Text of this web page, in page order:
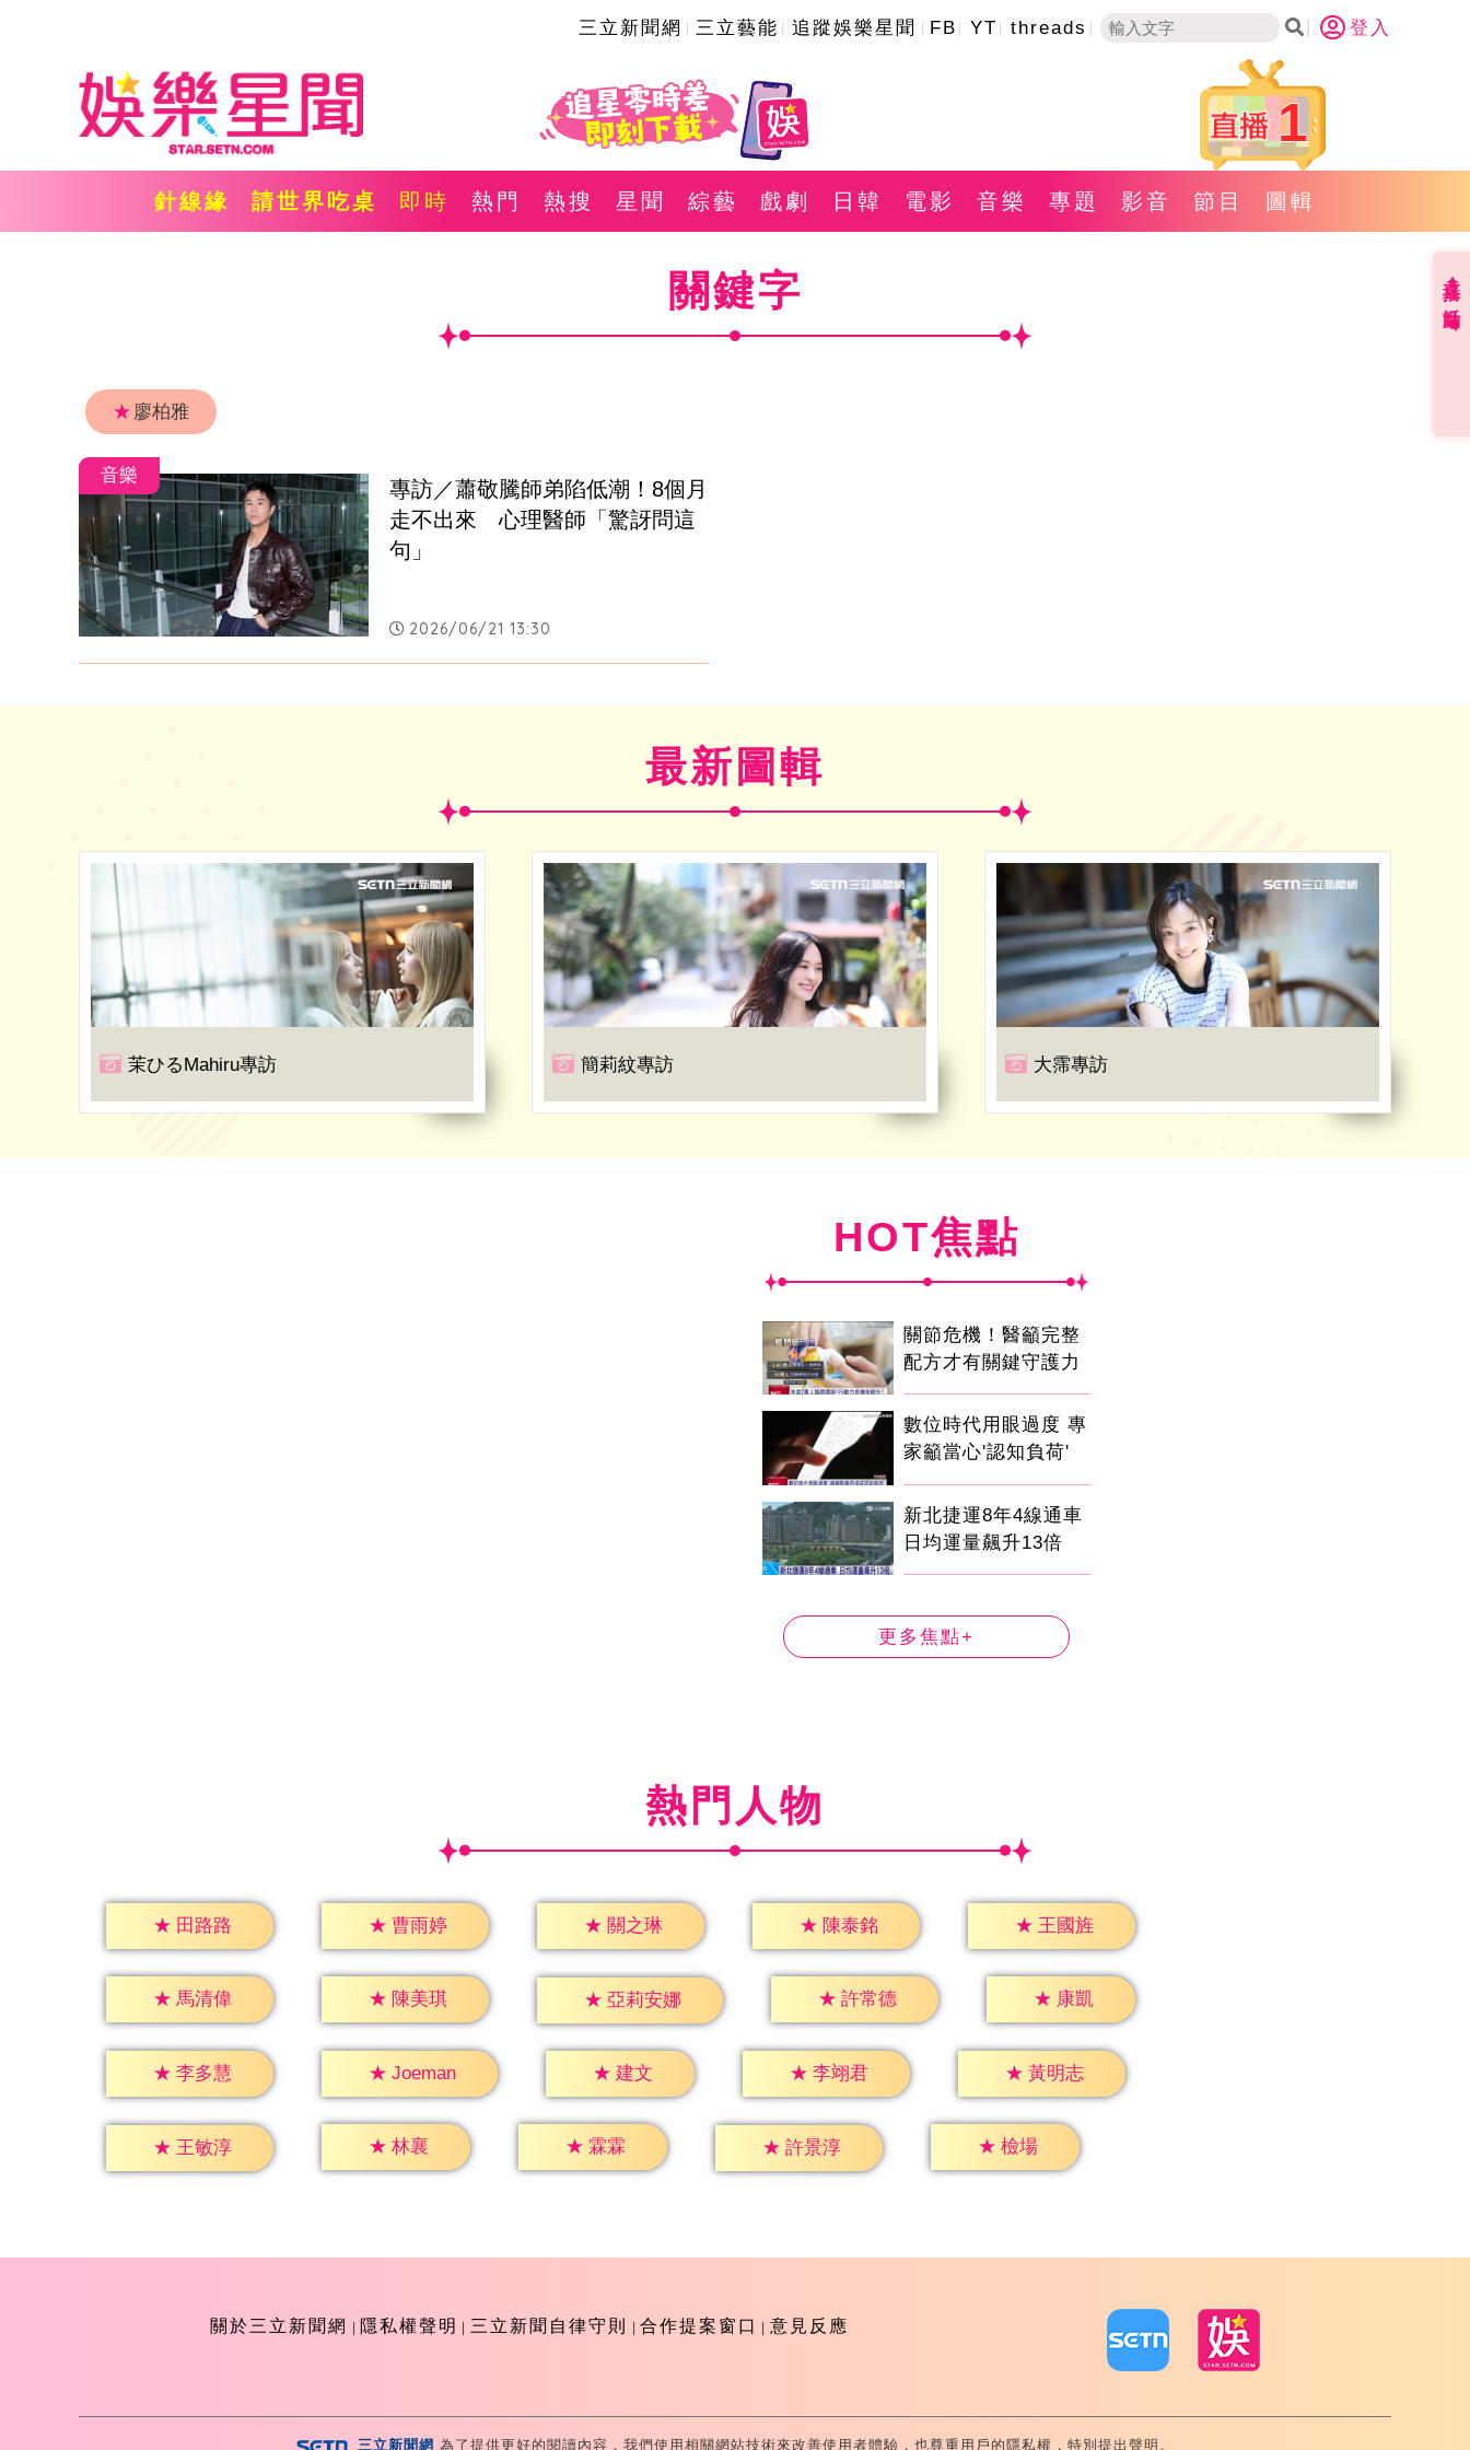
三立新聞網 三立藝能 追蹤娛樂星聞 FB YT threads 登入
1
針線緣 請世界吃桌 即時 熱門 熱搜 星聞 綜藝 戲劇 日韓 電影 音樂 專題 影音 節目 圖輯
關鍵字
★ 廖柏雅
音樂
專訪／蕭敬騰師弟陷低潮！8個月
走不出來　心理醫師「驚訝問這
句」
2026/06/21 13:30
最新圖輯
茉ひるMahiru專訪 簡莉紋專訪 大霈專訪
HOT焦點
關節危機！醫籲完整
配方才有關鍵守護力
數位時代用眼過度 專
家籲當心'認知負荷'
新北捷運8年4線通車
日均運量飆升13倍
更多焦點+
熱門人物
★ 田路路 ★ 曹雨婷 ★ 關之琳 ★ 陳泰銘 ★ 王國旌
★ 馬清偉 ★ 陳美琪 ★ 亞莉安娜 ★ 許常德 ★ 康凱
★ 李多慧 ★ Joeman ★ 建文 ★ 李翊君 ★ 黃明志
★ 王敏淳 ★ 林襄 ★ 霖霖 ★ 許景淳 ★ 檢場
關於三立新聞網 隱私權聲明 三立新聞自律守則 合作提案窗口 意見反應
直播✦活動
三立新聞網 為了提供更好的閱讀內容，我們使用相關網站技術來改善使用者體驗，也尊重用戶的隱私權，特別提出聲明。